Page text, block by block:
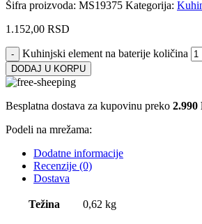
Šifra proizvoda: MS19375 Kategorija:
1.152,00 RSD
Kuhinjski element na baterije količina
DODAJ U KORPU
Besplatna dostava za kupovinu preko 2.990
Podeli na mrežama:
Dodatne informacije
Recenzije (0)
Dostava
Težina 0,62 kg